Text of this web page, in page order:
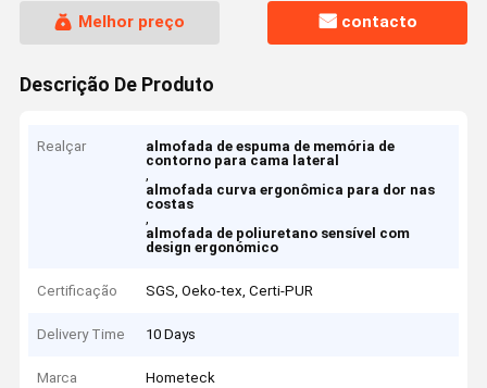
Melhor preço contacto
Descrição De Produto
Realçar
almofada de espuma de memória de
contorno para cama lateral
,
almofada curva ergonômica para dor nas
costas
,
almofada de poliuretano sensível com
design ergonómico
Certificação SGS, Oeko-tex, Certi-PUR
Delivery Time 10 Days
Marca Hometeck